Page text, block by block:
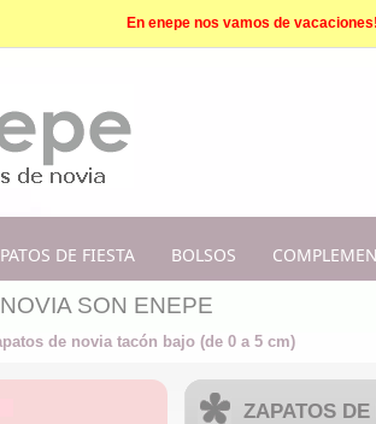
En enepe nos vamos de
DE FIESTA BOLSOS
SON ENEPE
de novia tacón bajo (de 0 a 5 cm)
ZAPATOS